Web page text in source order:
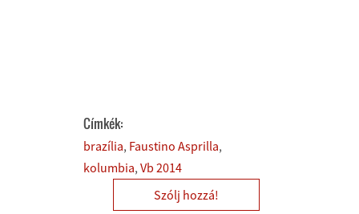
Címkék:
brazília Faustino Asprilla
kolumbia Vb 2014
Szólj hozzá!